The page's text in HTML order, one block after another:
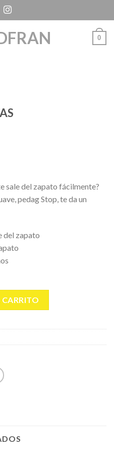
0
sale del zapato fácilmente?
pedag Stop, te da un
del zapato